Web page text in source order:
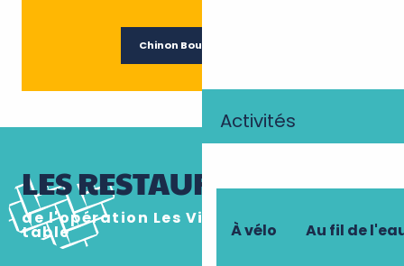
Activités
À vélo Au fil de
Chinon Bourgueil Azay
LES RESTAURANTS
de l'opération Les Vignerons passent à
table